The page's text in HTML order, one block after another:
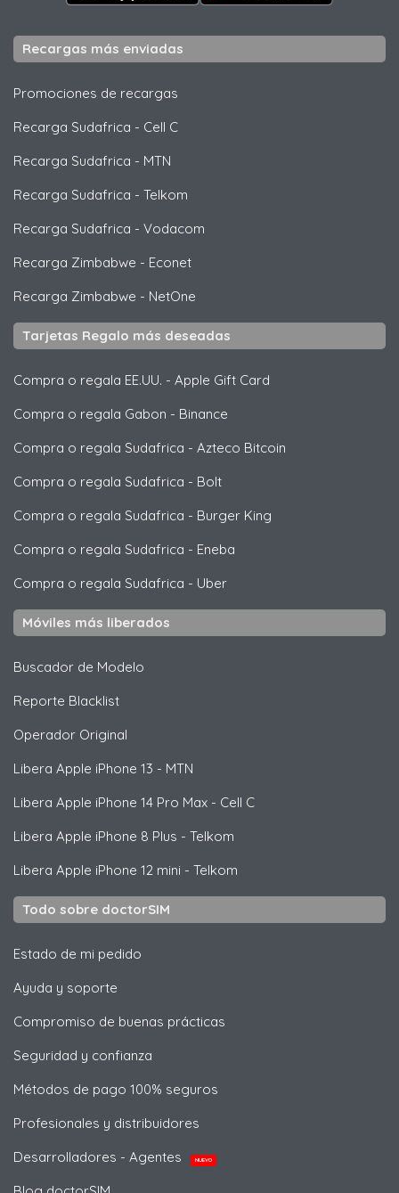
Recargas más enviadas
Promociones de recargas
Recarga Sudafrica - Cell C
Recarga Sudafrica - MTN
Recarga Sudafrica - Telkom
Recarga Sudafrica - Vodacom
Recarga Zimbabwe - Econet
Recarga Zimbabwe - NetOne
Tarjetas Regalo más deseadas
Compra o regala EE.UU. - Apple Gift Card
Compra o regala Gabon - Binance
Compra o regala Sudafrica - Azteco Bitcoin
Compra o regala Sudafrica - Bolt
Compra o regala Sudafrica - Burger King
Compra o regala Sudafrica - Eneba
Compra o regala Sudafrica - Uber
Móviles más liberados
Buscador de Modelo
Reporte Blacklist
Operador Original
Libera Apple iPhone 13 - MTN
Libera Apple iPhone 14 Pro Max - Cell C
Libera Apple iPhone 8 Plus - Telkom
Libera Apple iPhone 12 mini - Telkom
Todo sobre doctorSIM
Estado de mi pedido
Ayuda y soporte
Compromiso de buenas prácticas
Seguridad y confianza
Métodos de pago 100% seguros
Profesionales y distribuidores
Desarrolladores - Agentes
NUEVO